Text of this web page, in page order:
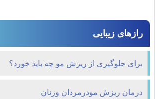
رازهای زیبایی
برای جلوگیری از ریزش مو چه باید خورد؟
درمان ريزش مودرمردان وزنان